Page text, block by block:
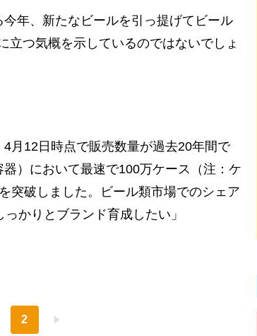
年、新たなビールを引っ提げてビール
立つ気概を示しているのではないでしょ
4月12日時点で販売数量が過去20年間で
）において最速で100万ケース（注：ケ
突破しました。ビール類市場でのシェア
かりとブランド育成したい」
2